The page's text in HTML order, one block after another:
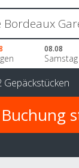
08.08
Samstag
Gepäckstücken